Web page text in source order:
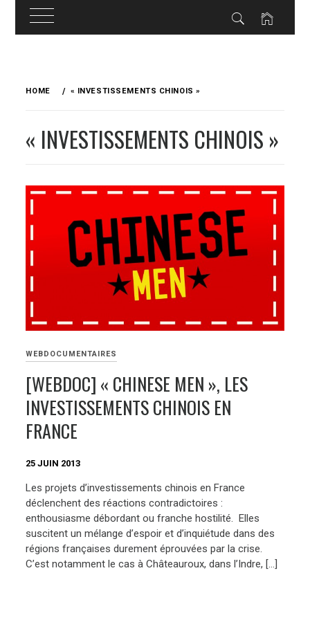
HOME « INVESTISSEMENTS CHINOIS »
« INVESTISSEMENTS CHINOIS »
WEBDOCUMENTAIRES
[WEBDOC] « CHINESE MEN », LES
INVESTISSEMENTS CHINOIS EN
FRANCE
25 JUIN 2013
Les projets d’investissements chinois en France
déclenchent des réactions contradictoires :
enthousiasme débordant ou franche hostilité. Elles
suscitent un mélange d’espoir et d’inquiétude dans des
régions françaises durement éprouvées par la crise.
C’est notamment le cas à Châteauroux, dans l’Indre, […]